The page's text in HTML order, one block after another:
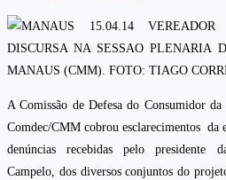
A Comissão de Defesa do Consumidor
Comdec/CMM cobrou esclarecimentos da
denúncias recebidas pelo presidente
Campelo, dos diversos conjuntos do